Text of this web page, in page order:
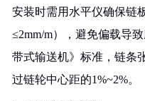
安装时需用水平仪确保链
≤2mm/m），避免偏载导
带式输送机》标准，链条
过链轮中心距的1%~2%。